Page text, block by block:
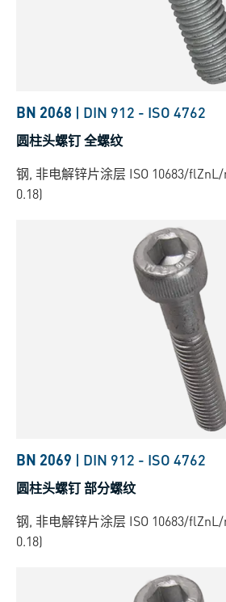
BN 2068 | DIN 912 - ISO 4762
圆柱头螺钉 全螺纹
钢, 非电解锌片涂层 ISO 10683/
0.18)
BN 2069 | DIN 912 - ISO 4762
圆柱头螺钉 部分螺纹
钢, 非电解锌片涂层 ISO 10683/
0.18)